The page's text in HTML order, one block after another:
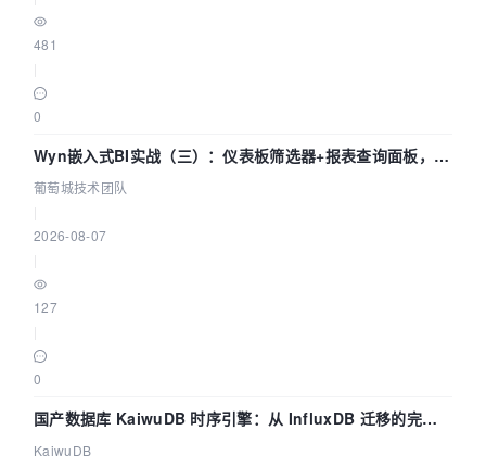
481
0
Wyn嵌入式BI实战（三）：仪表板筛选器+报表查询面板，参
数联动全闭环
葡萄城技术团队
2026-08-07
127
0
国产数据库 KaiwuDB 时序引擎：从 InfluxDB 迁移的完整
技术路径
KaiwuDB